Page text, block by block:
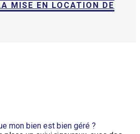
MISE EN LOCATION DE
mon bien est bien géré ?